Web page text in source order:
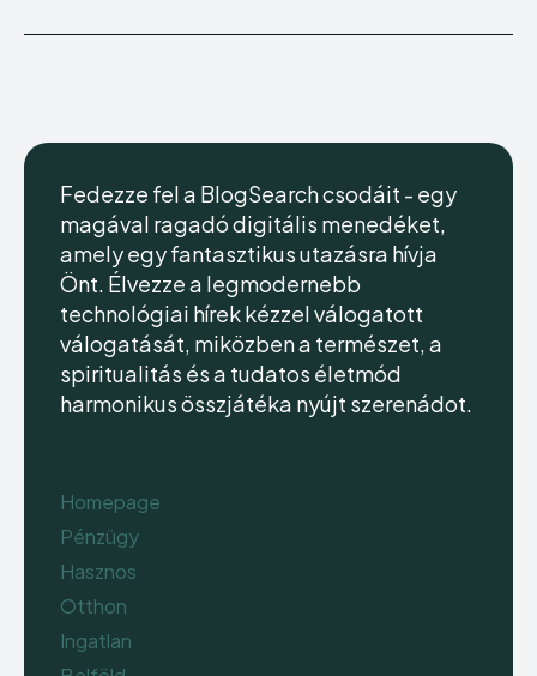
Fedezze fel a BlogSearch csodáit - egy
magával ragadó digitális menedéket,
amely egy fantasztikus utazásra hívja
Önt. Élvezze a legmodernebb
technológiai hírek kézzel válogatott
válogatását, miközben a természet, a
spiritualitás és a tudatos életmód
harmonikus összjátéka nyújt szerenádot.
Homepage
Pénzügy
Hasznos
Otthon
Ingatlan